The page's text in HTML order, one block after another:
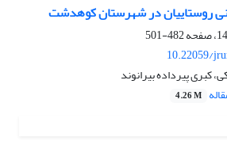
روستاییان در شهرستان کوهدشت
482-501
10.22059/
کبری پیرداده بیرانوند
4.26 M